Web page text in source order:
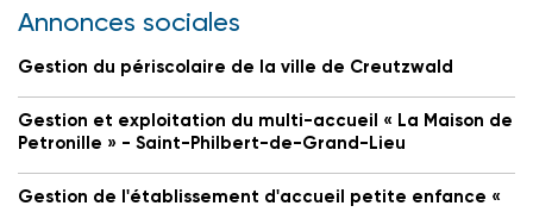
Annonces sociales
Gestion du périscolaire de la ville de Creutzwald
Gestion et exploitation du multi-accueil « La Maison de
Petronille » - Saint-Philbert-de-Grand-Lieu
Gestion de l'établissement d'accueil petite enfance «